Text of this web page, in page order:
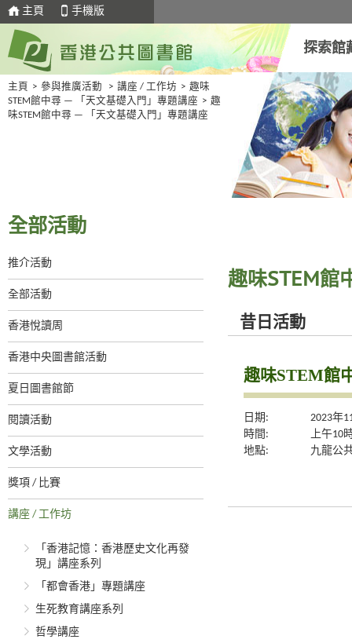
主頁 手機版
探索館
主頁 > 參與推廣活動 > 講座 / 工作坊 > 趣味
STEM館中尋 — 「天文基礎入門」專題講座 > 趣
味STEM館中尋 — 「天文基礎入門」專題講座
全部活動
推介活動
全部活動
香港悅讀周
香港中央圖書館活動
夏日圖書館節
閱讀活動
文學活動
獎項 / 比賽
講座 / 工作坊
「香港記憶：香港歷史文化再發
現」講座系列
「都會香港」專題講座
生死教育講座系列
哲學講座
趣味STEM館
昔日活動
趣味STEM館
日期:
2023年
時間:
上午10
地點:
九龍公